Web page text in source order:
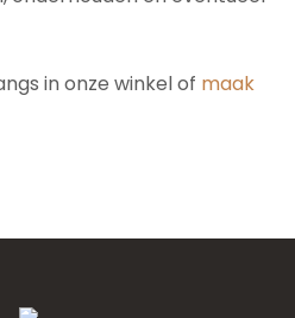
in onze winkel of maak